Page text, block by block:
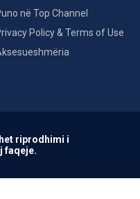
në Top Channel
Policy & Terms of Use
riprodhimi i
faqeje.